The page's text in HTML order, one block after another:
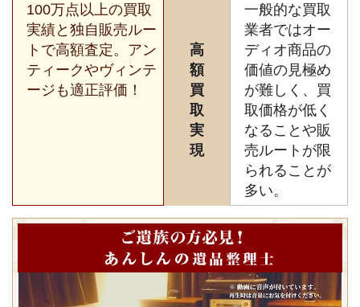
100万点以上の買取
実績と独自販売ルー
トで高額査定。アン
ティークやヴィンテ
ージも適正評価！
高
額
買
取
実
現
一般的な買取
業者ではオー
ディオ商品の
価値の見極め
が難しく、買
取価格が低く
なることや販
売ルートが限
られることが
多い。